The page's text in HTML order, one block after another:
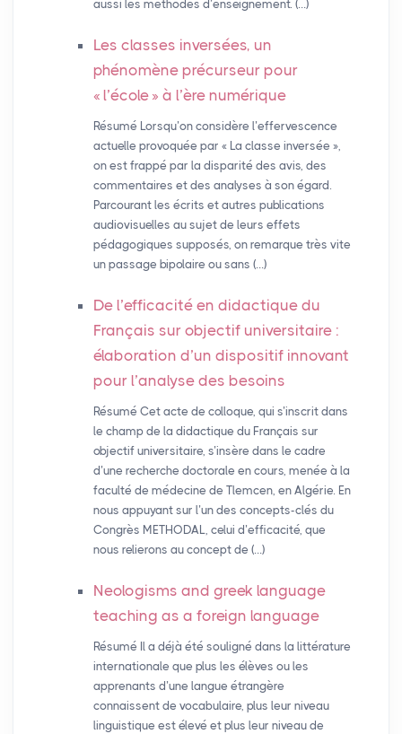
aussi les méthodes d’enseignement. (…)
Les classes inversées, un
phénomène précurseur pour
« l’école » à l’ère numérique
Résumé Lorsqu’on considère l’effervescence
actuelle provoquée par « La classe inversée »,
on est frappé par la disparité des avis, des
commentaires et des analyses à son égard.
Parcourant les écrits et autres publications
audiovisuelles au sujet de leurs effets
pédagogiques supposés, on remarque très vite
un passage bipolaire ou sans (…)
De l’efficacité en didactique du
Français sur objectif universitaire :
élaboration d’un dispositif innovant
pour l’analyse des besoins
Résumé Cet acte de colloque, qui s’inscrit dans
le champ de la didactique du Français sur
objectif universitaire, s’insère dans le cadre
d’une recherche doctorale en cours, menée à la
faculté de médecine de Tlemcen, en Algérie. En
nous appuyant sur l’un des concepts-clés du
Congrès METHODAL, celui d’efficacité, que
nous relierons au concept de (…)
Neologisms and greek language
teaching as a foreign language
Résumé Il a déjà été souligné dans la littérature
internationale que plus les élèves ou les
apprenants d’une langue étrangère
connaissent de vocabulaire, plus leur niveau
linguistique est élevé et plus leur niveau de